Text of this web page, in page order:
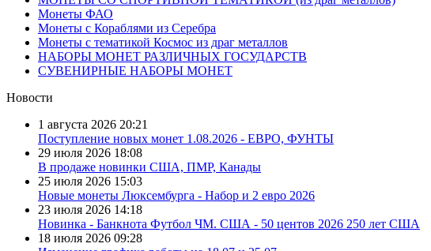
Монеты ФАО
Монеты с Кораблями из Серебра
Монеты с тематикой Космос из драг металлов
НАБОРЫ МОНЕТ РАЗЛИЧНЫХ ГОСУДАРСТВ
СУВЕНИРНЫЕ НАБОРЫ МОНЕТ
Новости
1 августа 2026 20:21
Поступление новых монет 1.08.2026 - ЕВРО, ФУНТЫ
29 июля 2026 18:08
В продаже новинки США, ПМР, Канады
25 июля 2026 15:03
Новые монеты Люксембурга - Набор и 2 евро 2026
23 июля 2026 14:18
Новинка - Банкнота Футбол ЧМ. США - 50 центов 2026 250 лет США
18 июля 2026 09:28